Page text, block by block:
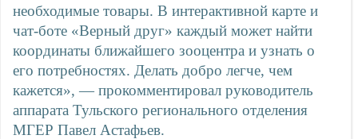
необходимые товары. В интерактивной карте и
чат-боте «Верный друг» каждый может найти
координаты ближайшего зооцентра и узнать о
его потребностях. Делать добро легче, чем
кажется», — прокомментировал руководитель
аппарата Тульского регионального отделения
МГЕР Павел Астафьев.